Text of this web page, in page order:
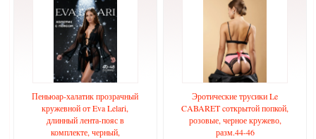
Пеньюар-халатик прозрачный
кружевной от Eva Lelari,
длинный лента-пояс в
комплекте, черный,
Эротические трусики Le
CABARET cоткрытой попкой,
розовые, черное кружево,
разм.44-46